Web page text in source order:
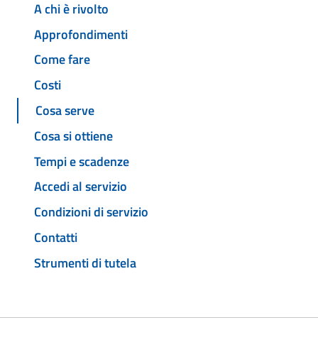
A chi è rivolto
Approfondimenti
Come fare
Costi
Cosa serve
Cosa si ottiene
Tempi e scadenze
Accedi al servizio
Condizioni di servizio
Contatti
Strumenti di tutela